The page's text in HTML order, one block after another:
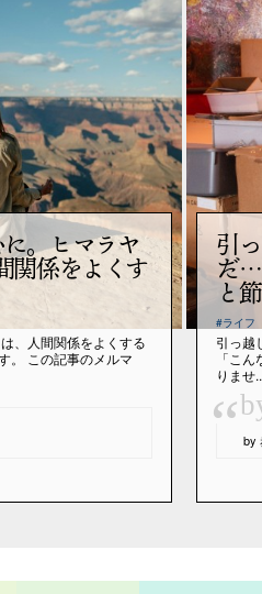
。ヒマラヤ
関係をよくす
、人間関係をよくする
。 この記事のメルマ
引
だ…
と
#ライフ
引っ越
「こ
りませ
“ by